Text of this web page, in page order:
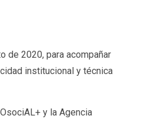
de 2020, para acompañar
institucional y técnica
y la Agencia